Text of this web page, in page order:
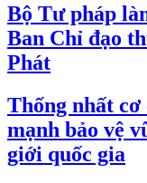
Bộ Tư pháp
Ban Chỉ đạo
Phát
Thống nhất cơ
mạnh bảo vệ
giới quốc gia